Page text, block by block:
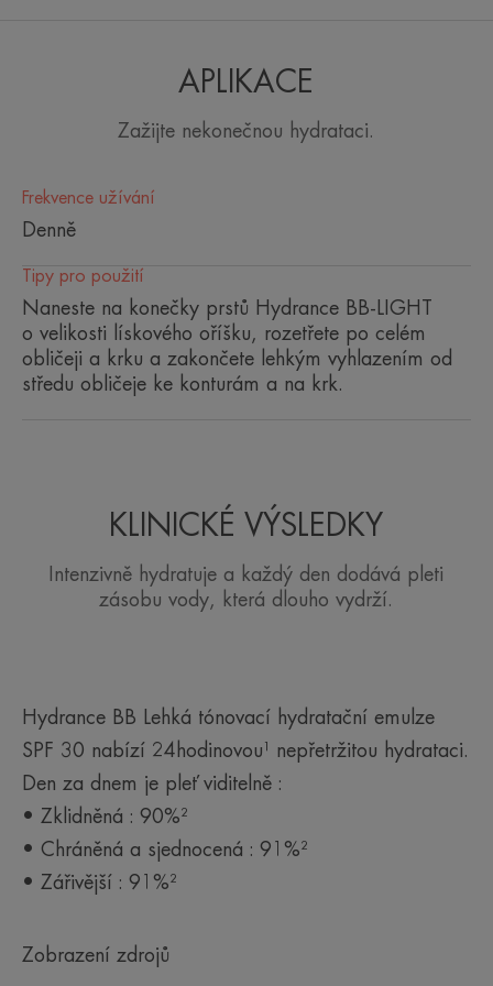
rozjasňuje, sjednocuje barevný odstín a dodává
péče současně chrání citlivou suchou až velmi
prostředí (UV záření, volné radikály a znečištění).
• SJEDNOCUJE barevný odstín pleti. Kombinace
perleťových a minerálních pigmentů zakrývá mírné
nedokonalosti a rozjasňuje pleť.
• HYDRATUJE po celých 24 hodin. Díky
záření SPF 30. Sunsitive® Protection používá jen
minimum filtrů, je stabilní, voděodolná a účinně
TEXTURA
Výhody textury
odstínu rozjasňuje pleť a kryje mírné nedokonalosti.
APLIKACE
Zažijte nekonečnou hydrataci.
Frekvence užívání
Denně
Tipy pro použití
Naneste na konečky prstů Hydrance BB-LIGHT
o velikosti lískového oříšku, rozetřete po celém
obličeji a krku a zakončete lehkým vyhlazením od
středu obličeje ke konturám a na krk.
KLINICKÉ VÝSLEDKY
Intenzivně hydratuje a každý den dodává pleti
zásobu vody, která dlouho vydrží.
Hydrance BB Lehká tónovací hydratační emulze
SPF 30 nabízí 24hodinovou¹ nepřetržitou hydrataci.
Den za dnem je pleť viditelně :
• Zklidněná : 90%²
• Chráněná a sjednocená : 91%²
• Zářivější : 91%²
Zobrazení zdrojů